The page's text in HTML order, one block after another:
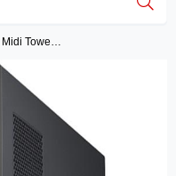
Google İle Bağlan
Dark (Maxima V30) ARGB Midi Tower Type-C (Psu yok)